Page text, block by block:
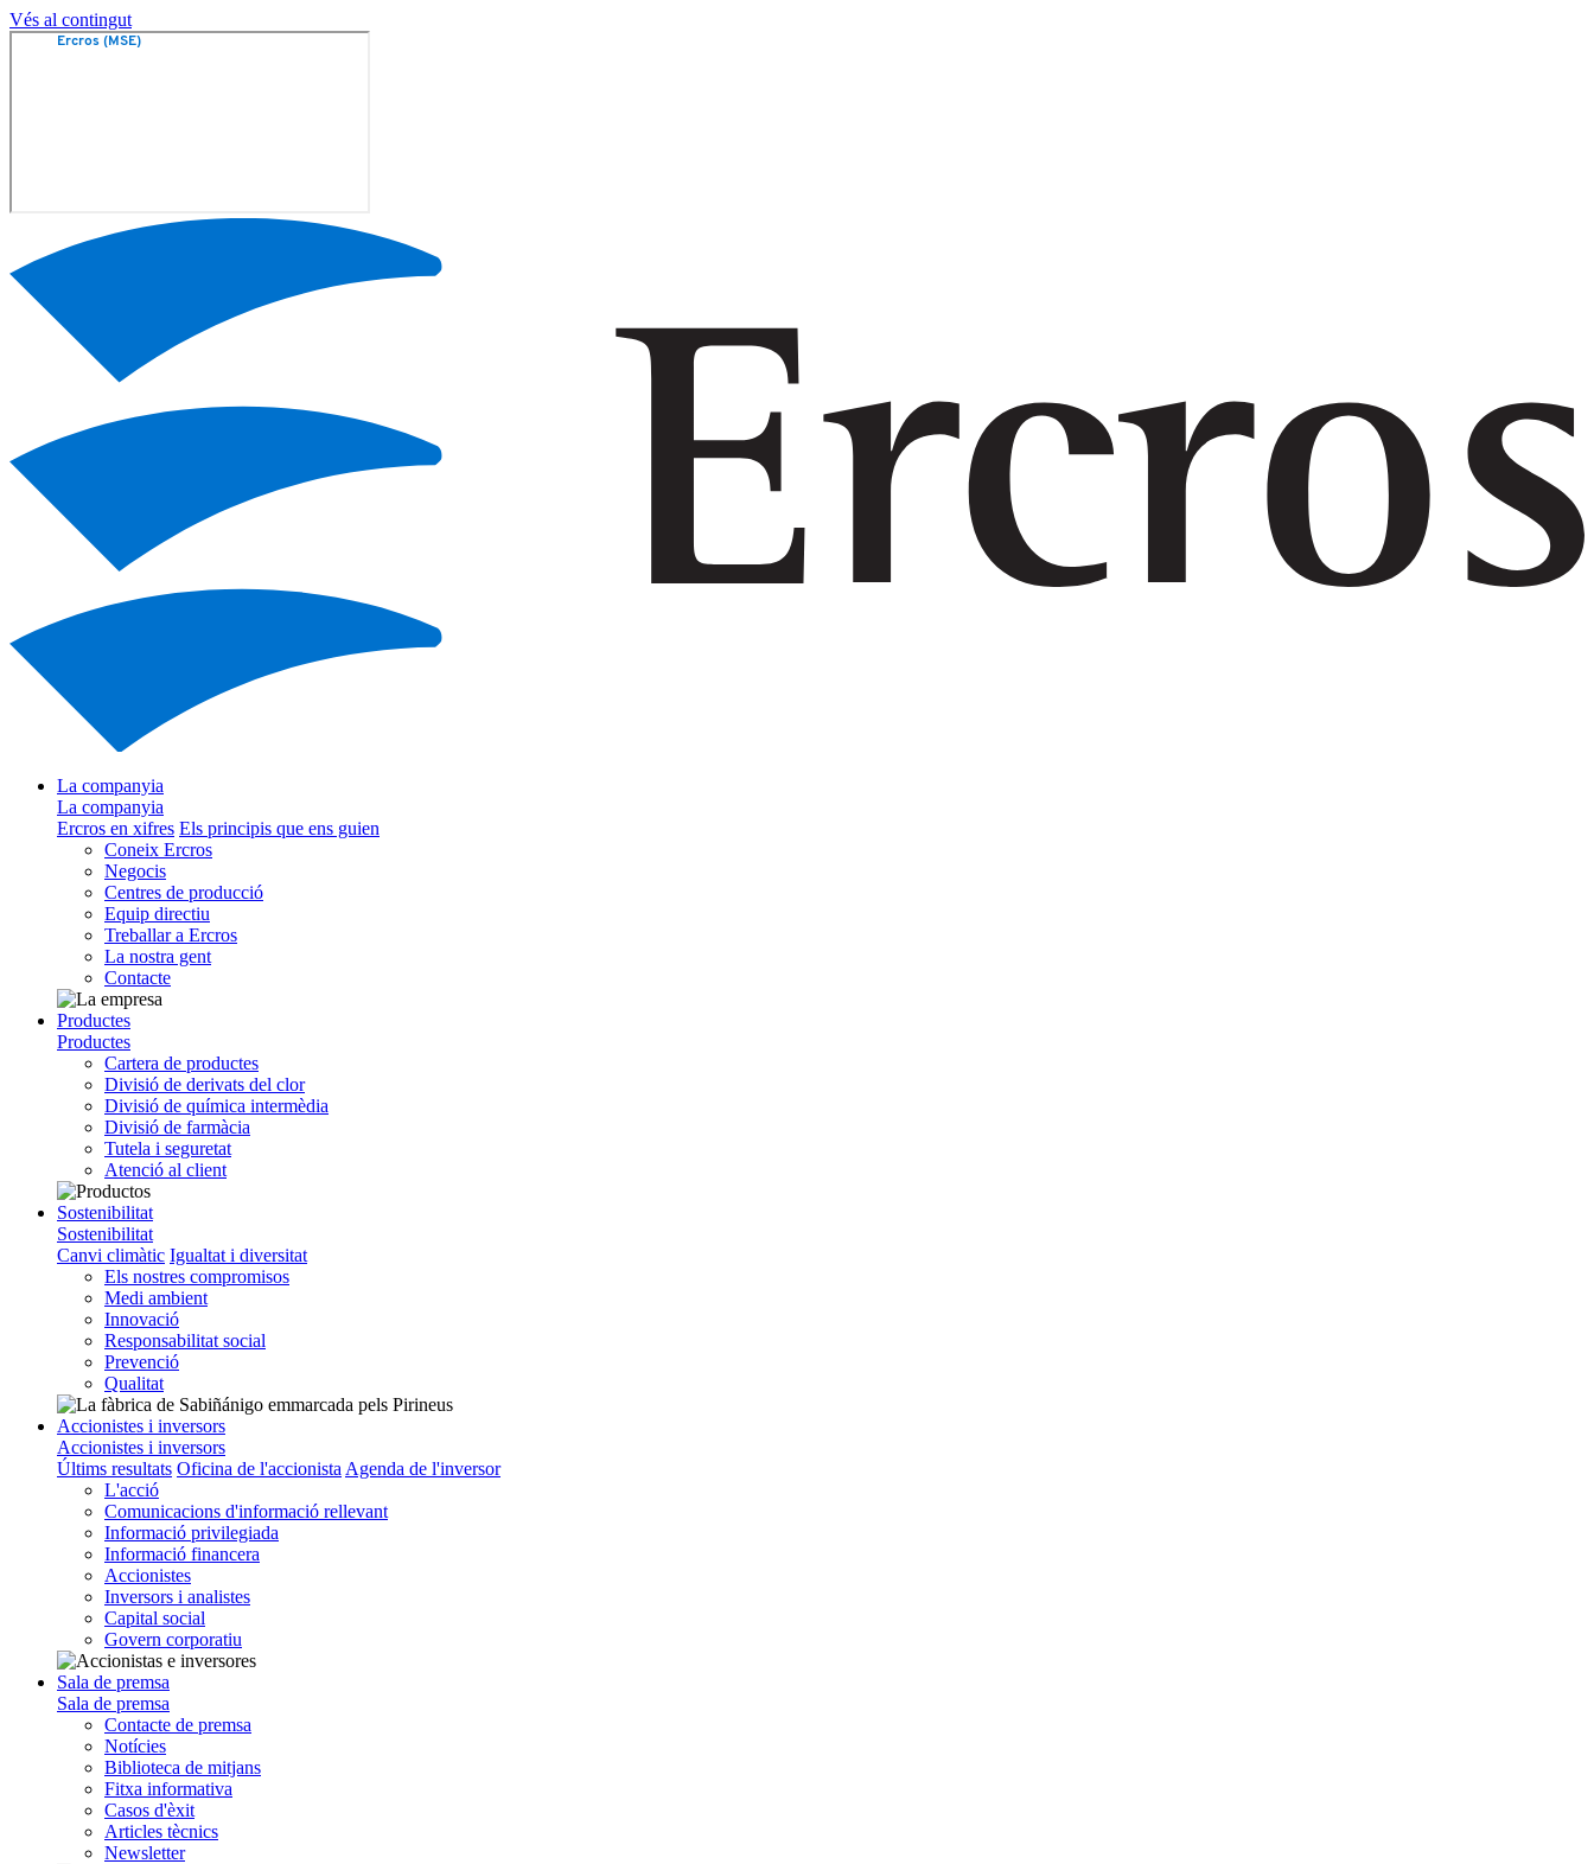
Vés al contingut
La companyia
La companyia
Ercros en xifres Els principis que ens guien
Coneix Ercros
Negocis
Centres de producció
Equip directiu
Treballar a Ercros
La nostra gent
Contacte
Productes
Productes
Cartera de productes
Divisió de derivats del clor
Divisió de química intermèdia
Divisió de farmàcia
Tutela i seguretat
Atenció al client
Sostenibilitat
Sostenibilitat
Canvi climàtic Igualtat i diversitat
Els nostres compromisos
Medi ambient
Innovació
Responsabilitat social
Prevenció
Qualitat
Accionistes i inversors
Accionistes i inversors
Últims resultats Oficina de l'accionista Agenda de l'inversor
L'acció
Comunicacions d'informació rellevant
Informació privilegiada
Informació financera
Accionistes
Inversors i analistes
Capital social
Govern corporatiu
Sala de premsa
Sala de premsa
Contacte de premsa
Notícies
Biblioteca de mitjans
Fitxa informativa
Casos d'èxit
Articles tècnics
Newsletter